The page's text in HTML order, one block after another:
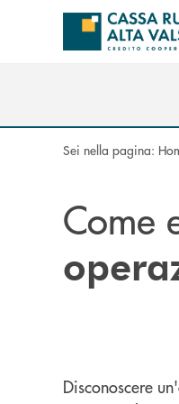
Salta al contenuto
Sei nella pagina:
Come
Disconoscere